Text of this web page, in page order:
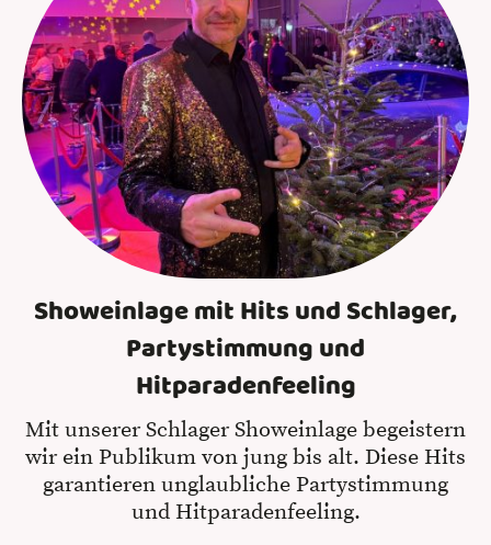
Showeinlage mit Hits und Schlager,
Partystimmung und
Hitparadenfeeling
Mit unserer Schlager Showeinlage begeistern
wir ein Publikum von jung bis alt. Diese Hits
garantieren unglaubliche Partystimmung
und Hitparadenfeeling.